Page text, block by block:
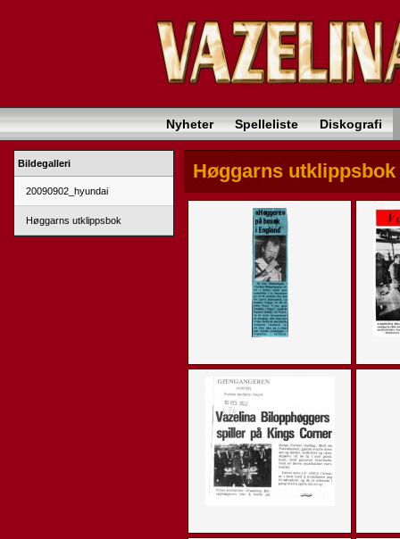
Nyheter Spelleliste Diskografi
Bildegalleri
20090902_hyundai
Høggarns utklippsbok
Høggarns utklippsbok